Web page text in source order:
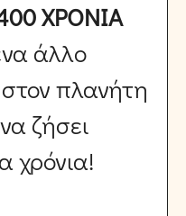
ΧΡΟΝΙΑ
άλλο
πλανήτη
ζήσει
χρόνια!